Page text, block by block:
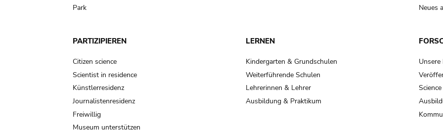
Park
Neues
PARTIZIPIEREN
Citizen science
Scientist in residence
Künstlerresidenz
Journalistenresidenz
Freiwillig
Museum unterstützen
LERNEN
Kindergarten & Grundschulen
Weiterführende Schulen
Lehrerinnen & Lehrer
Ausbildung & Praktikum